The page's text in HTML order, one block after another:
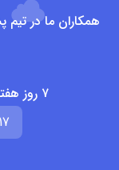
همکاران ما در
۷ روز هفته × ۲۴ ساعت روز